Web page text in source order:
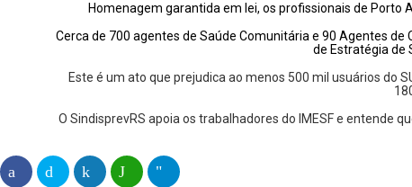
Homenagem garantida em lei, os profissionais de
Cerca de 700 agentes de Saúde Comunitária e 90 Agentes
de Estratégia de
Este é um ato que prejudica ao menos 500 mil usuários do
O SindisprevRS apoia os trabalhadores do IMESF e entende